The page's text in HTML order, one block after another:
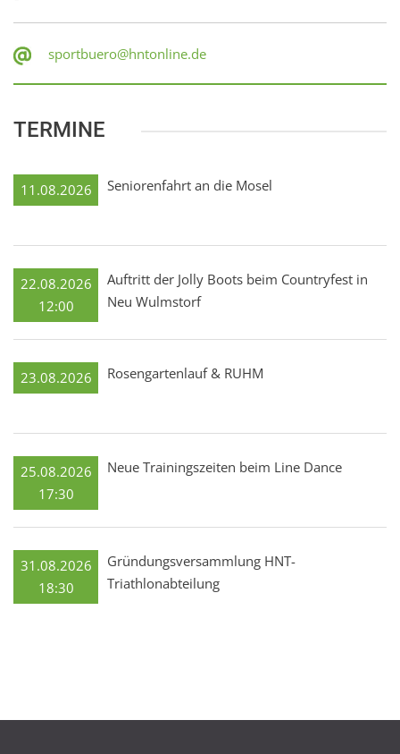
sportbuero@hntonline.de
TERMINE
11.08.2026 Seniorenfahrt an die Mosel
22.08.2026
12:00
Auftritt der Jolly Boots beim Countryfest in
Neu Wulmstorf
23.08.2026 Rosengartenlauf & RUHM
25.08.2026
17:30
Neue Trainingszeiten beim Line Dance
31.08.2026
18:30
Gründungsversammlung HNT-
Triathlonabteilung